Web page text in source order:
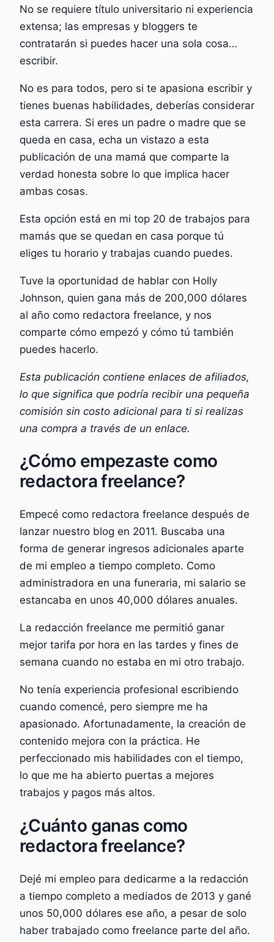
No se requiere título universitario ni experiencia
extensa; las empresas y bloggers te
contratarán si puedes hacer una sola cosa…
escribir.
No es para todos, pero si te apasiona escribir y
tienes buenas habilidades, deberías considerar
esta carrera. Si eres un padre o madre que se
queda en casa, echa un vistazo a esta
publicación de una mamá que comparte la
verdad honesta sobre lo que implica hacer
ambas cosas.
Esta opción está en mi top 20 de trabajos para
mamás que se quedan en casa porque tú
eliges tu horario y trabajas cuando puedes.
Tuve la oportunidad de hablar con Holly
Johnson, quien gana más de 200,000 dólares
al año como redactora freelance, y nos
comparte cómo empezó y cómo tú también
puedes hacerlo.
Esta publicación contiene enlaces de afiliados,
lo que significa que podría recibir una pequeña
comisión sin costo adicional para ti si realizas
una compra a través de un enlace.
¿Cómo empezaste como
redactora freelance?
Empecé como redactora freelance después de
lanzar nuestro blog en 2011. Buscaba una
forma de generar ingresos adicionales aparte
de mi empleo a tiempo completo. Como
administradora en una funeraria, mi salario se
estancaba en unos 40,000 dólares anuales.
La redacción freelance me permitió ganar
mejor tarifa por hora en las tardes y fines de
semana cuando no estaba en mi otro trabajo.
No tenía experiencia profesional escribiendo
cuando comencé, pero siempre me ha
apasionado. Afortunadamente, la creación de
contenido mejora con la práctica. He
perfeccionado mis habilidades con el tiempo,
lo que me ha abierto puertas a mejores
trabajos y pagos más altos.
¿Cuánto ganas como
redactora freelance?
Dejé mi empleo para dedicarme a la redacción
a tiempo completo a mediados de 2013 y gané
unos 50,000 dólares ese año, a pesar de solo
haber trabajado como freelance parte del año.